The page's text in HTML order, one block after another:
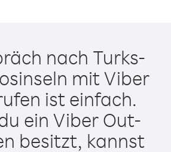
nach Turks-
mit Viber
ist einfach.
ein Viber Out-
besitzt, kannst